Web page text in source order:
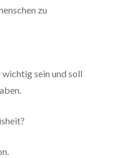
zu
sein und soll